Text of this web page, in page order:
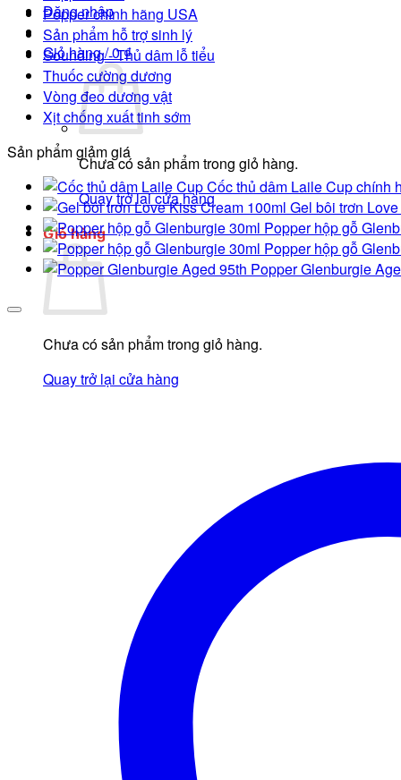
Đăng nhập
Giỏ hàng /0₫
Chưa có sản phẩm trong giỏ hàng.
Quay trở lại cửa hàng
Giỏ hàng
Chưa có sản phẩm trong giỏ hàng.
Quay trở lại cửa hàng
Popper chính hãng USA
Sản phẩm hỗ trợ sinh lý
Sounding - Thủ dâm lỗ tiểu
Thuốc cường dương
Vòng đeo dương vật
Xịt chống xuất tinh sớm
Sản phẩm giảm giá
Cốc thủ dâm Laile Cup chính
Gel bôi trơn
Popper hộp gỗ
Popper hộp gỗ
Popper Glenburgie